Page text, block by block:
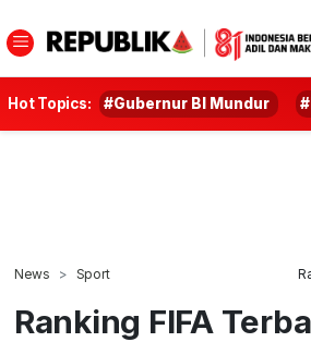
Hot Topics: #Gubernur BI Mundur
News Sport
Ranking FIFA